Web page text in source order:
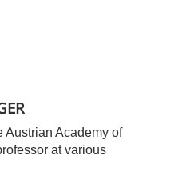
Austrian Academy of
at various